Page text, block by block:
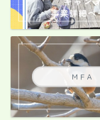
ＭＦＡ